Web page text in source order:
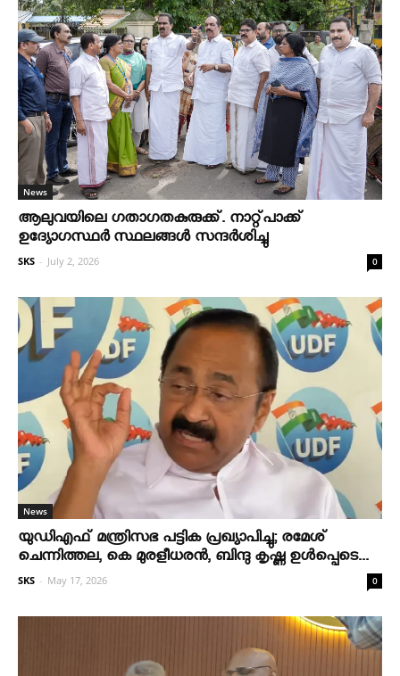
News
ആലുവയിലെ ഗതാഗതകുരുക്ക്. നാറ്റ്പാക്ക്
ഉദ്യോഗസ്ഥർ സ്ഥലങ്ങൾ സന്ദർശിച്ചു
SKS - July 2, 2026 0
News
യുഡിഎഫ് മന്ത്രിസഭ പട്ടിക പ്രഖ്യാപിച്ചു; രമേശ്
ചെന്നിത്തല, കെ മുരളീധരന്‍, ബിന്ദു കൃഷ്ണ ഉള്‍പ്പെടെ...
SKS - May 17, 2026 0